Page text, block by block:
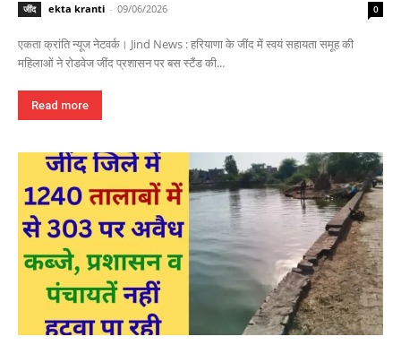
जींद ekta kranti - 09/06/2026 0
एकता क्रांति न्यूज नेटवर्क। Jind News : हरियाणा के जींद में स्वयं सहायता समूह की
महिलाओं ने रोडवेज जींद प्रशासन पर बस स्टैंड की...
Read more